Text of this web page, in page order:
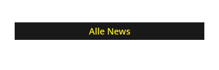
Alle News